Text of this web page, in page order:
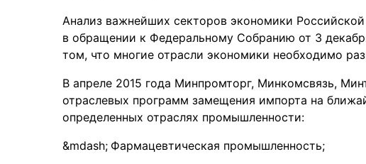
Анализ важнейших секторов экономики
в обращении к Федеральному Собранию от 3
том, что многие отрасли экономики необходимо
В апреле 2015 года Минпромторг, Минкомсвязь,
отраслевых программ замещения импорта на
определенных отраслях промышленности:
Фармацевтическая промышленность;